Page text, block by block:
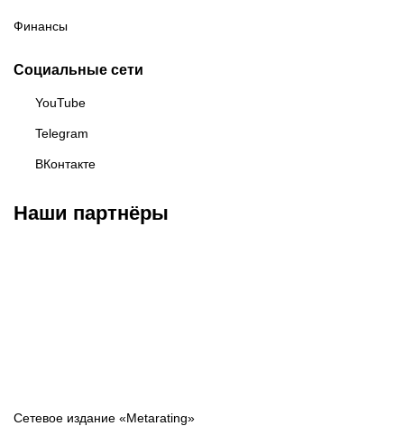
Финансы
Социальные сети
YouTube
Telegram
ВКонтакте
Наши партнёры
Сетевое издание «Metarating»